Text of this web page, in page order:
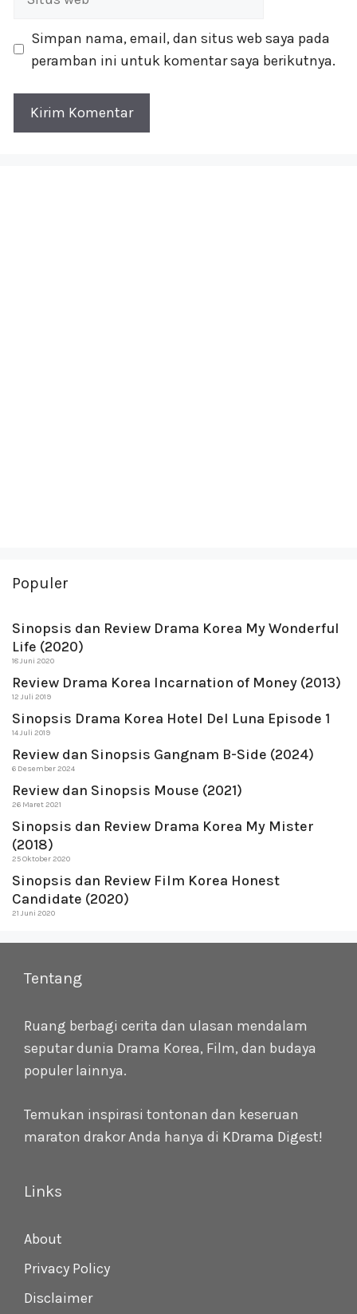
Simpan nama, email, dan situs web saya pada
peramban ini untuk komentar saya berikutnya.
Populer
Sinopsis dan Review Drama Korea My Wonderful
Life (2020)
18 Juni 2020
Review Drama Korea Incarnation of Money (2013)
12 Juli 2019
Sinopsis Drama Korea Hotel Del Luna Episode 1
14 Juli 2019
Review dan Sinopsis Gangnam B-Side (2024)
6 Desember 2024
Review dan Sinopsis Mouse (2021)
26 Maret 2021
Sinopsis dan Review Drama Korea My Mister
(2018)
25 Oktober 2020
Sinopsis dan Review Film Korea Honest
Candidate (2020)
21 Juni 2020
Tentang
Ruang berbagi cerita dan ulasan mendalam
seputar dunia Drama Korea, Film, dan budaya
populer lainnya.
Temukan inspirasi tontonan dan keseruan
maraton drakor Anda hanya di KDrama Digest!
Links
About
Privacy Policy
Disclaimer